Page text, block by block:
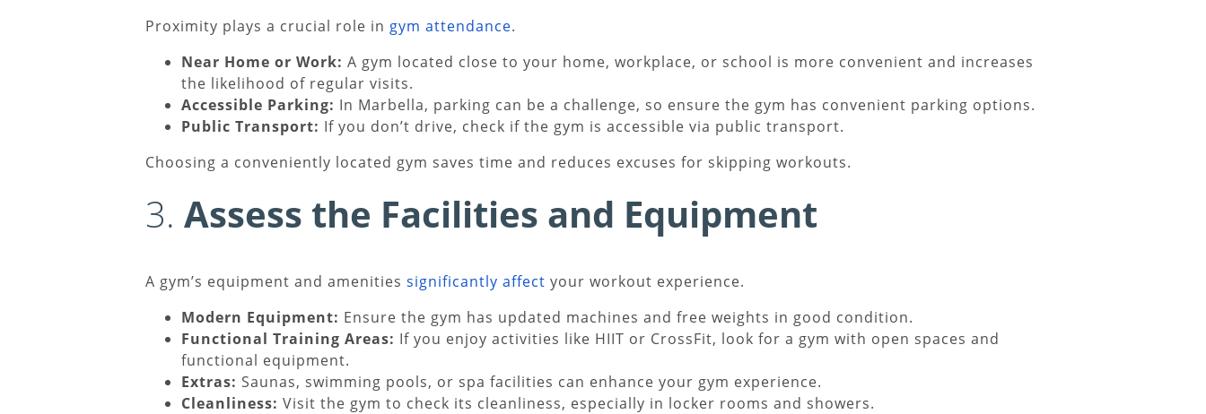
Proximity plays a crucial role in gym attendance.
Near Home or Work: A gym located close to your home, workplace, or school is more convenient and increases
the likelihood of regular visits.
Accessible Parking: In Marbella, parking can be a challenge, so ensure the gym has convenient parking options.
Public Transport: If you don’t drive, check if the gym is accessible via public transport.
Choosing a conveniently located gym saves time and reduces excuses for skipping workouts.
3. Assess the Facilities and Equipment
A gym’s equipment and amenities significantly affect your workout experience.
Modern Equipment: Ensure the gym has updated machines and free weights in good condition.
Functional Training Areas: If you enjoy activities like HIIT or CrossFit, look for a gym with open spaces and
functional equipment.
Extras: Saunas, swimming pools, or spa facilities can enhance your gym experience.
Cleanliness: Visit the gym to check its cleanliness, especially in locker rooms and showers.